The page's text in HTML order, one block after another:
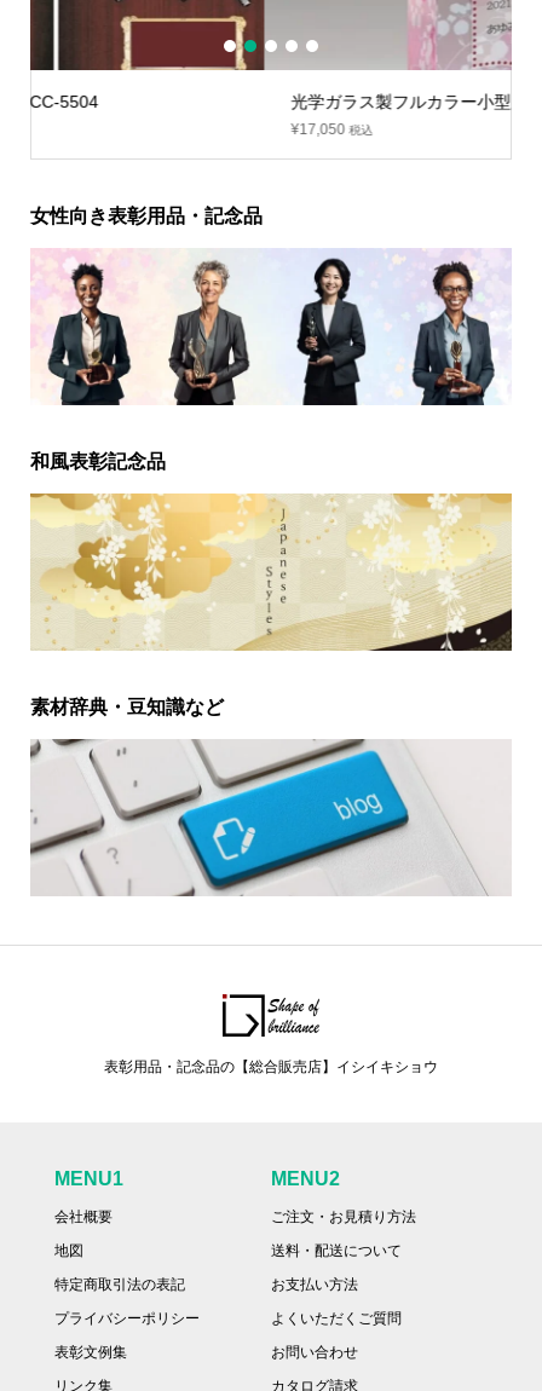
光学ガラス製フルカラー小型盾：AKL-1784
1 2 3 4 5
女性向き表彰用品・記念品
和風表彰記念品
素材辞典・豆知識など
表彰用品・記念品の【総合販売店】イシイキショウ
MENU1
会社概要
地図
特定商取引法の表記
プライバシーポリシー
表彰文例集
リンク集
MENU2
ご注文・お見積り方法
送料・配送について
お支払い方法
よくいただくご質問
お問い合わせ
カタログ請求